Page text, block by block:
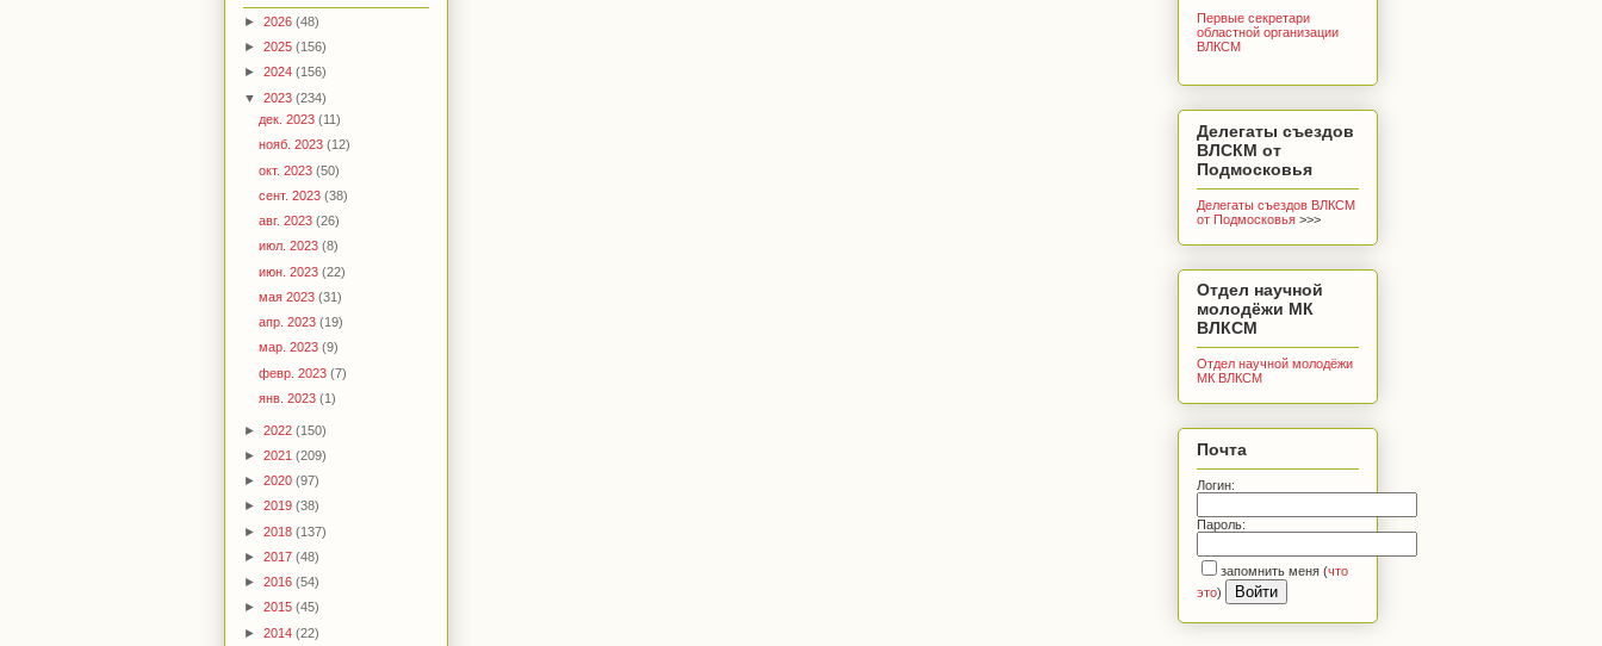
► 2026 (48)
► 2025 (156)
► 2024 (156)
▼ 2023 (234)
дек. 2023(11)
нояб. 2023(12)
окт. 2023(50)
сент. 2023(38)
авг. 2023(26)
июл. 2023(8)
июн. 2023(22)
мая 2023(31)
апр. 2023(19)
мар. 2023(9)
февр. 2023(7)
янв. 2023(1)
► 2022 (150)
► 2021 (209)
► 2020 (97)
► 2019 (38)
► 2018 (137)
► 2017 (48)
► 2016 (54)
► 2015 (45)
► 2014 (22)
Первые секретари
областной организации
ВЛКСМ
Делегаты съездов
ВЛСКМ от
Подмосковья
Делегаты съездов ВЛКСМ
от Подмосковья >>>
Отдел научной
молодёжи МК
ВЛКСМ
Отдел научной молодёжи
МК ВЛКСМ
Почта
Логин:
Пароль:
запомнить меня (что
это)